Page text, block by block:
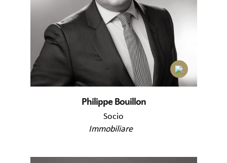
Philippe Bouillon
Socio
Immobiliare